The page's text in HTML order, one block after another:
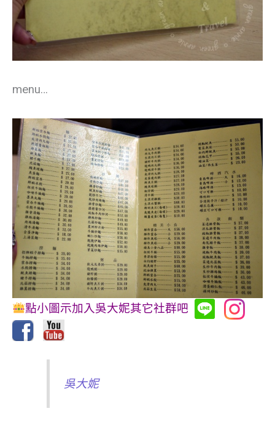
menu…
點小圖示加入吳大妮其它社群吧
吳大妮